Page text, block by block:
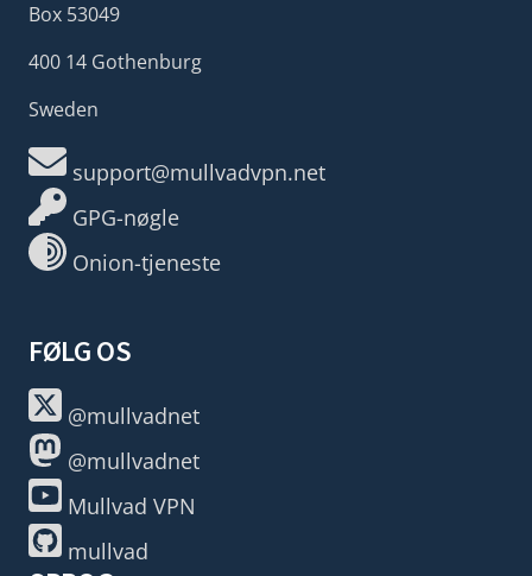
Box 53049
400 14 Gothenburg
Sweden
support@mullvadvpn.net
GPG-nøgle
Onion-tjeneste
FØLG OS
@mullvadnet
@mullvadnet
Mullvad VPN
mullvad